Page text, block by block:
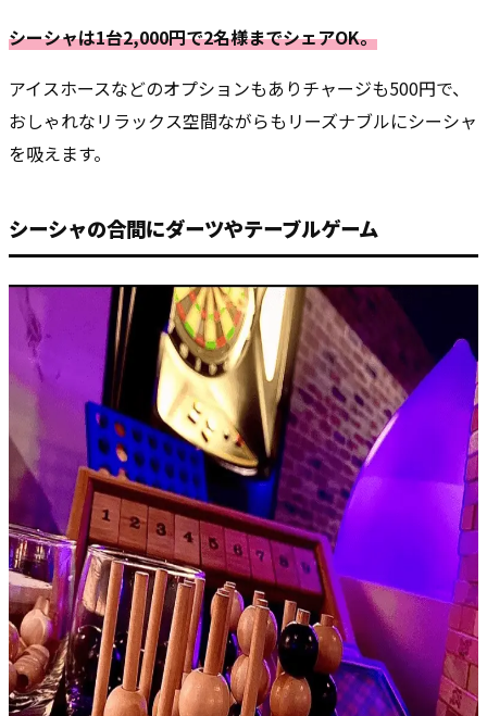
シーシャは1台2,000円で2名様までシェアOK。
アイスホースなどのオプションもありチャージも500円で、
おしゃれなリラックス空間ながらもリーズナブルにシーシャ
を吸えます。
シーシャの合間にダーツやテーブルゲーム